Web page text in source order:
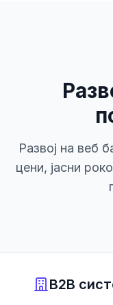
Развој на веб
цени, јасни
B2B